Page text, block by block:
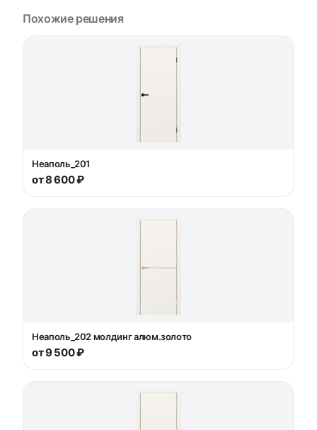
Похожие решения
Неаполь_201
от 8 600 ₽
Неаполь_202 молдинг алюм.золото
от 9 500 ₽